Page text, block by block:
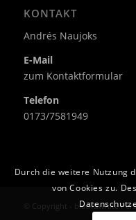
KONTAKT
Andrés Naujoks
E-Mail
zum Kontaktformular
Telefon
0173/7581949
© Copyright - black&white
Durch die weitere Nutzung
von Cookies zu.